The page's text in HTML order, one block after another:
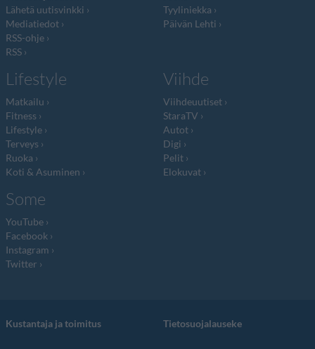
Lähetä uutisvinkki
Mediatiedot
RSS-ohje
RSS
Tyyliniekka
Päivän Lehti
Lifestyle
Matkailu
Fitness
Lifestyle
Terveys
Ruoka
Koti & Asuminen
Viihde
Viihdeuutiset
StaraTV
Autot
Digi
Pelit
Elokuvat
Some
YouTube
Facebook
Instagram
Twitter
Kustantaja ja toimitus Tietosuojalauseke